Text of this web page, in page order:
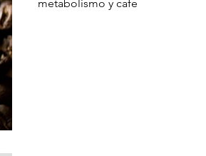
metabolismo y cafe